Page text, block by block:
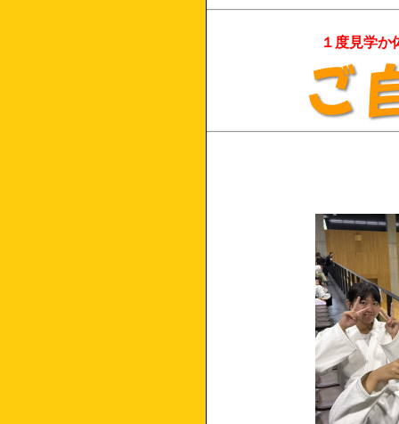
１度見学か